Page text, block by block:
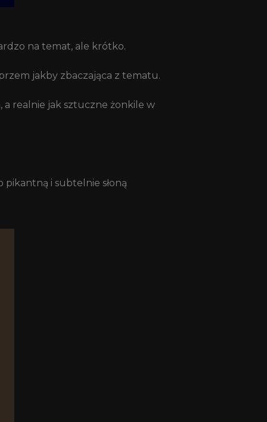
na temat, ale krótko.
jakby zbaczająca z tematu.
realnie jak sztuczne żonkile w
i subtelnie słoną